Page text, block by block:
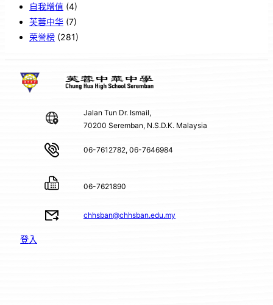
自我增值 (4)
芙蓉中华 (7)
荣誉榜 (281)
Jalan Tun Dr. Ismail,
70200 Seremban, N.S.D.K. Malaysia
06-7612782, 06-7646984
06-7621890
chhsban@chhsban.edu.my
登入